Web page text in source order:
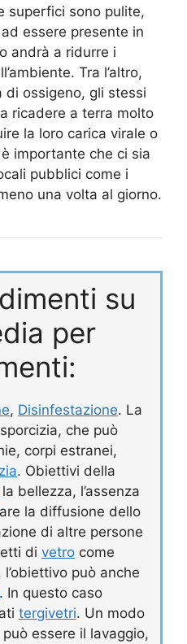
superfici sono pulite,
essere presente in
andrà a ridurre i
Tra l’altro,
di ossigeno, gli stessi
ricadere a terra molto
la loro carica virale o
importante che ci sia
pubblici come i
una volta al giorno.
su
per
, Disinfestazione. La
che può
corpi estranei,
. Obiettivi della
la bellezza, l’assenza
la diffusione dello
di altre persone
di vetro come
può anche
. In questo caso
tergivetri. Un modo
essere il lavaggio,